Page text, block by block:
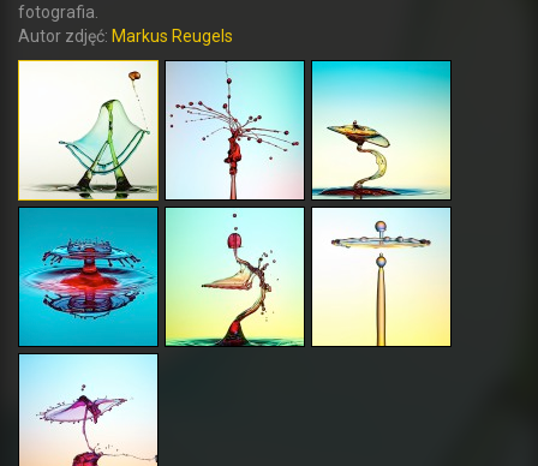
fotografia.
Autor zdjęć: Markus Reugels